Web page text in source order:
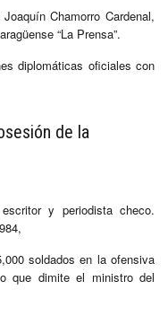
Chamorro Cardenal,
“La Prensa”.
diplomáticas oficiales con
de la
y periodista checo.
soldados en la ofensiva
que dimite el ministro del